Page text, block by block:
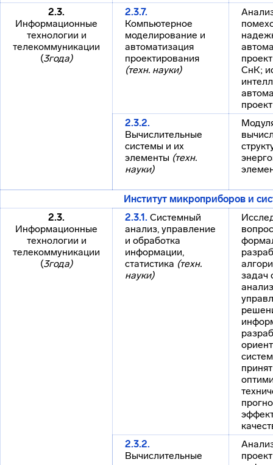
2.3.
Информационные
технологии и
телекоммуникации
(3года)
2.3.7.
Компьютерное
моделирование и
автоматизация
проектирования
(техн. науки)
СнК;
2.3.2.
Вычислительные
системы и их
элементы (техн.
науки)
Институт микроприборов и
2.3.
Информационные
технологии и
телекоммуникации
(3года)
2.3.1. Системный
анализ, управление
и обработка
информации,
статистика (техн.
науки)
задач
2.3.2.
Вычислительные